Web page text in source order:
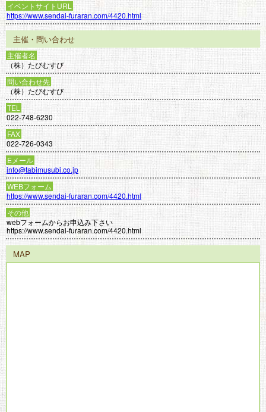
イベントサイトURL
https://www.sendai-furaran.com/4420.html
主催・問い合わせ
主催者名
（株）たびむすび
問い合わせ先
（株）たびむすび
TEL
022-748-6230
FAX
022-726-0343
Eメール
info@tabimusubi.co.jp
WEBフォーム
https://www.sendai-furaran.com/4420.html
その他
webフォームからお申込み下さい
https://www.sendai-furaran.com/4420.html
MAP